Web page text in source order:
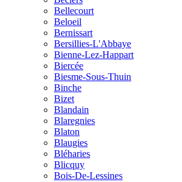
Bellecourt
Beloeil
Bernissart
Bersillies-L'Abbaye
Bienne-Lez-Happart
Biercée
Biesme-Sous-Thuin
Binche
Bizet
Blandain
Blaregnies
Blaton
Blaugies
Bléharies
Blicquy
Bois-De-Lessines